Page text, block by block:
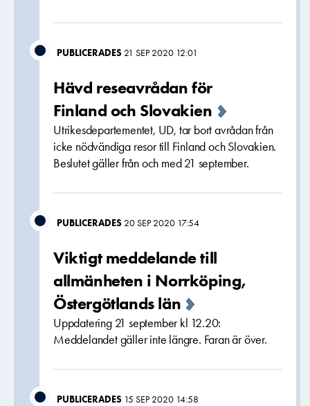
PUBLICERADES 21 SEP 2020 12:01
Hävd reseavrådan för
Finland och Slovakien
Utrikesdepartementet, UD, tar bort avrådan från
icke nödvändiga resor till Finland och Slovakien.
Beslutet gäller från och med 21 september.
PUBLICERADES 20 SEP 2020 17:54
Viktigt meddelande till
allmänheten i Norrköping,
Östergötlands län
Uppdatering 21 september kl 12.20:
Meddelandet gäller inte längre. Faran är över.
PUBLICERADES 15 SEP 2020 14:58